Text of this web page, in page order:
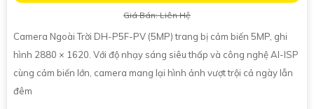
Giá Bán: Liên Hệ
Camera Ngoài Trời DH-P5F-PV (5MP) trang bị cảm biến 5MP, ghi
hình 2880 × 1620. Với độ nhạy sáng siêu thấp và công nghệ AI-ISP
cùng cảm biến lớn, camera mang lại hình ảnh vượt trội cả ngày lẫn
đêm